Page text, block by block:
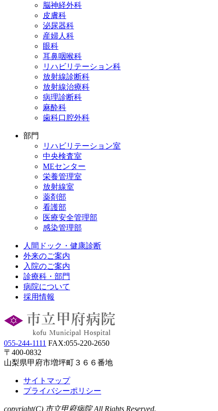
脳神経外科
皮膚科
泌尿器科
産婦人科
眼科
耳鼻咽喉科
リハビリテーション科
放射線診断科
放射線治療科
病理診断科
麻酔科
歯科口腔外科
部門
リハビリテーション室
中央検査室
MEセンター
栄養管理室
放射線室
薬剤部
看護部
医療安全管理部
感染管理部
人間ドック・健康診断
外来のご案内
入院のご案内
診療科・部門
病院について
採用情報
055-244-1111 FAX:055-220-2650
〒400-0832
山梨県甲府市増坪町３６６番地
サイトマップ
プライバシーポリシー
copyright(C) 市立甲府病院 All Rights Reserved.